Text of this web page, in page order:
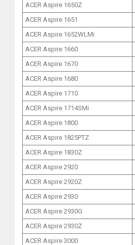
ACER Aspire 1650Z
ACER Aspire 1651
ACER Aspire 1652WLMi
ACER Aspire 1660
ACER Aspire 1670
ACER Aspire 1680
ACER Aspire 1710
ACER Aspire 1714SMi
ACER Aspire 1800
ACER Aspire 1825PTZ
ACER Aspire 1830Z
ACER Aspire 2920
ACER Aspire 2920Z
ACER Aspire 2930
ACER Aspire 2930G
ACER Aspire 2930Z
ACER Aspire 3000